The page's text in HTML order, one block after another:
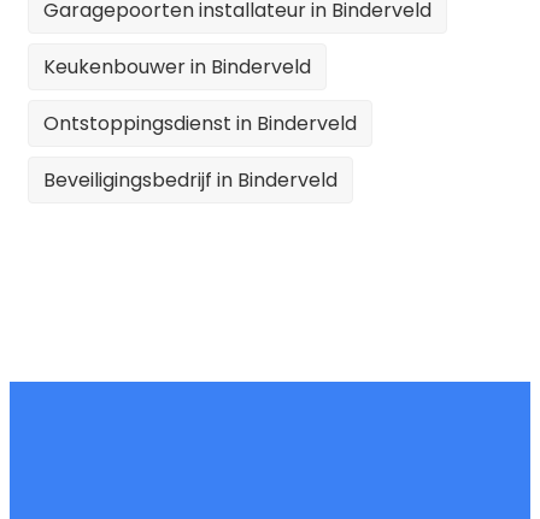
Garagepoorten installateur in Binderveld
Keukenbouwer in Binderveld
Ontstoppingsdienst in Binderveld
Beveiligingsbedrijf in Binderveld